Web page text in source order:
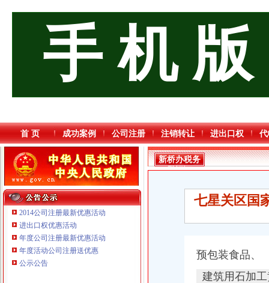
手 机 版
首 页 成功案例 公司注册 注销转让 进出口权
2014公司注册最新优惠活动
进出口权优惠活动
年度公司注册最新优惠活动
年度活动公司注册送优惠
公示公告
重庆三虹房地产营销策划有限公司
重庆市优研房地产营销策划有限公司
新桥办税务
登记证
七星关区国
预包装食品、
建筑用石加工